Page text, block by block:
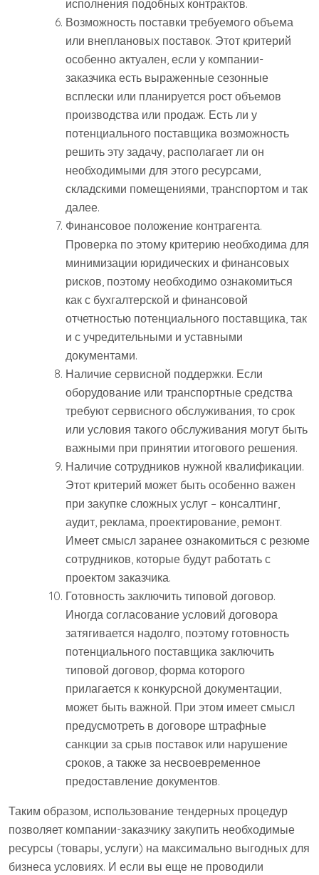
исполнения подобных контрактов.
Возможность поставки требуемого объема
или внеплановых поставок. Этот критерий
особенно актуален, если у компании-
заказчика есть выраженные сезонные
всплески или планируется рост объемов
производства или продаж. Есть ли у
потенциального поставщика возможность
решить эту задачу, располагает ли он
необходимыми для этого ресурсами,
складскими помещениями, транспортом и так
далее.
Финансовое положение контрагента.
Проверка по этому критерию необходима для
минимизации юридических и финансовых
рисков, поэтому необходимо ознакомиться
как с бухгалтерской и финансовой
отчетностью потенциального поставщика, так
и с учредительными и уставными
документами.
Наличие сервисной поддержки. Если
оборудование или транспортные средства
требуют сервисного обслуживания, то срок
или условия такого обслуживания могут быть
важными при принятии итогового решения.
Наличие сотрудников нужной квалификации.
Этот критерий может быть особенно важен
при закупке сложных услуг – консалтинг,
аудит, реклама, проектирование, ремонт.
Имеет смысл заранее ознакомиться с резюме
сотрудников, которые будут работать с
проектом заказчика.
Готовность заключить типовой договор.
Иногда согласование условий договора
затягивается надолго, поэтому готовность
потенциального поставщика заключить
типовой договор, форма которого
прилагается к конкурсной документации,
может быть важной. При этом имеет смысл
предусмотреть в договоре штрафные
санкции за срыв поставок или нарушение
сроков, а также за несвоевременное
предоставление документов.
Таким образом, использование тендерных процедур
позволяет компании-заказчику закупить необходимые
ресурсы (товары, услуги) на максимально выгодных для
бизнеса условиях. И если вы еще не проводили